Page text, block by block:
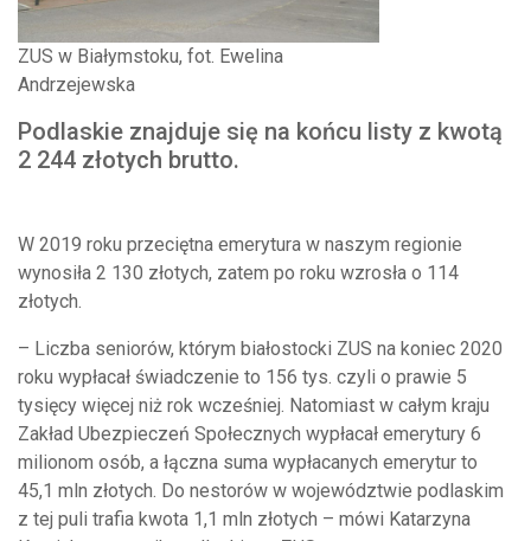
ZUS w Białymstoku, fot. Ewelina
Andrzejewska
Podlaskie znajduje się na końcu listy z kwotą
2 244 złotych brutto.
W 2019 roku przeciętna emerytura w naszym regionie
wynosiła 2 130 złotych, zatem po roku wzrosła o 114
złotych.
– Liczba seniorów, którym białostocki ZUS na koniec 2020
roku wypłacał świadczenie to 156 tys. czyli o prawie 5
tysięcy więcej niż rok wcześniej. Natomiast w całym kraju
Zakład Ubezpieczeń Społecznych wypłacał emerytury 6
milionom osób, a łączna suma wypłacanych emerytur to
45,1 mln złotych. Do nestorów w województwie podlaskim
z tej puli trafia kwota 1,1 mln złotych – mówi Katarzyna